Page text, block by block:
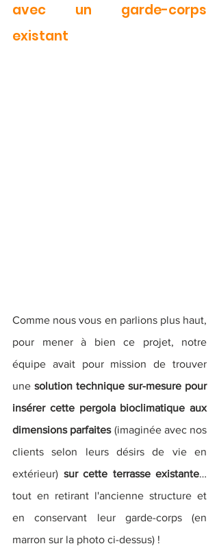
avec un garde-corps
existant
Comme nous vous en parlions plus haut,
pour mener à bien ce projet, notre
équipe avait pour mission de trouver
une solution technique sur-mesure pour
insérer cette pergola bioclimatique aux
dimensions parfaites (imaginée avec nos
clients selon leurs désirs de vie en
extérieur) sur cette terrasse existante…
tout en retirant l'ancienne structure et
en conservant leur garde-corps (en
marron sur la photo ci-dessus) !